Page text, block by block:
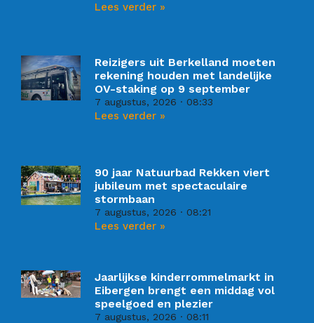
Lees verder »
Reizigers uit Berkelland moeten
rekening houden met landelijke
OV-staking op 9 september
7 augustus, 2026 08:33
Lees verder »
90 jaar Natuurbad Rekken viert
jubileum met spectaculaire
stormbaan
7 augustus, 2026 08:21
Lees verder »
Jaarlijkse kinderrommelmarkt in
Eibergen brengt een middag vol
speelgoed en plezier
7 augustus, 2026 08:11